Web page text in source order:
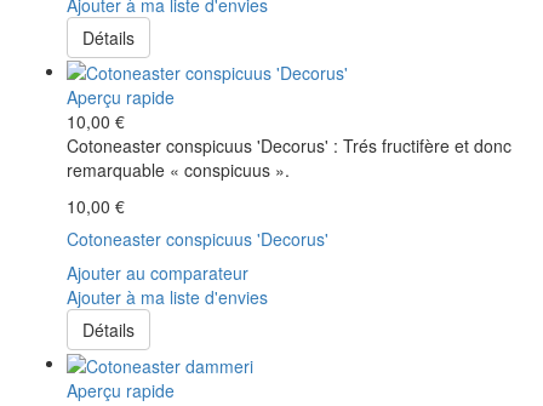
Ajouter à ma liste d'envies
Détails
Aperçu rapide
10,00 €
Cotoneaster conspicuus 'Decorus' : Trés fructifère et donc
remarquable « conspicuus ».
10,00 €
Cotoneaster conspicuus 'Decorus'
Ajouter au comparateur
Ajouter à ma liste d'envies
Détails
Aperçu rapide